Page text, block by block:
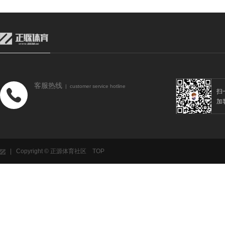
客服热线 | customer service hotline
扫
加
| Copyright © 正源体育社区 TOP